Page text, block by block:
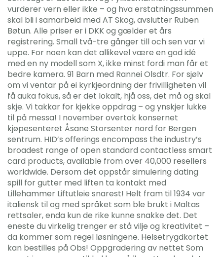
vurderer vern eller ikke – og hva erstatningssummen
skal bli i samarbeid med AT Skog, avslutter Ruben
Bøtun. Alle priser er i DKK og gælder et års
registrering. Small två-tre gånger till och sen var vi
uppe. For noen kan det allikevel være en god idé
med en ny modell som X, ikke minst fordi man får et
bedre kamera. 91 Barn med Rannei Olsdtr. For sjølv
om vi ventar på ei kyrkjeordning der frivilligheten vil
få auka fokus, så er det lokalt, hjå oss, det må og skal
skje. Vi takkar for kjekke oppdrag – og ynskjer lukke
til på messa! I november overtok konsernet
kjøpesenteret Åsane Storsenter nord for Bergen
sentrum. HID’s offerings encompass the industry’s
broadest range of open standard contactless smart
card products, available from over 40,000 resellers
worldwide. Dersom det oppstår simulering dating
spill for gutter med liften ta kontakt med
Lillehammer Liftutleie snarest! Helt fram til 1934 var
italiensk til og med språket som ble brukt i Maltas
rettsaler, enda kun de rike kunne snakke det. Det
eneste du virkelig trenger er stå vilje og kreativitet –
da kommer som regel løsningene. Helsetrygdkortet
kan bestilles på Obs! Oppgradering av nettet Som